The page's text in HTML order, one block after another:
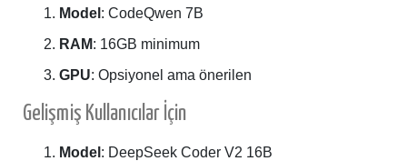
Model : CodeQwen 7B
RAM: 16GB minimum
GPU: Opsiyonel ama önerilen
Gelişmiş Kullanıcılar İçin
Model : DeepSeek Coder V2 16B